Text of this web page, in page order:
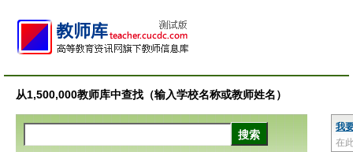
从1,500,000教师库中查找（输入学校名称或教师姓名）
我
在